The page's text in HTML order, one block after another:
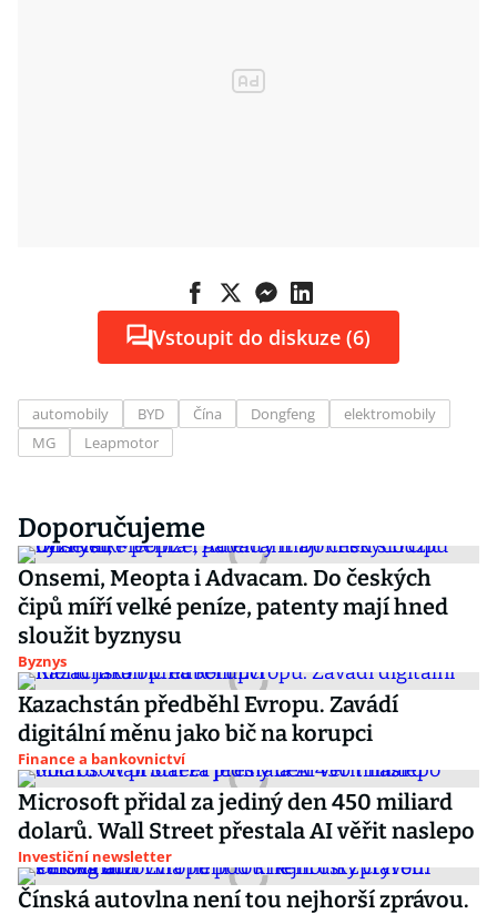
Vstoupit do diskuze (6)
automobily BYD Čína Dongfeng
elektromobily
MG
Leapmotor
Doporučujeme
Onsemi, Meopta i Advacam. Do českých
čipů míří velké peníze, patenty mají hned
sloužit byznysu
Byznys
Kazachstán předběhl Evropu. Zavádí
digitální měnu jako bič na korupci
Finance a bankovnictví
Microsoft přidal za jediný den 450 miliard
dolarů. Wall Street přestala AI věřit naslepo
Investiční newsletter
Čínská autovlna není tou nejhorší zprávou.